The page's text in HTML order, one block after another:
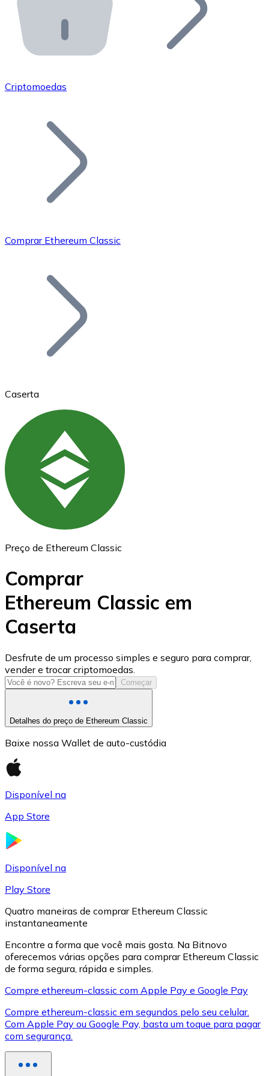
API Bitnovo
Integre nossa API no seu ecossistema.
Junte-se à nossa rede de revendedores e comercialize
Adicione o token do seu projeto ao nosso serviço de
Bitcoin
Ethereum
ETH
USD Coin
USDC
Ver tudo
Criptomoedas
Comprar Ethereum Classic
Caserta
Preço de Ethereum Classic
Comprar
Ethereum Classic em
Caserta
Desfrute de um processo simples e seguro para comprar,
vender e trocar criptomoedas.
Começar
Detalhes do preço de Ethereum Classic
Baixe nossa Wallet de auto-custódia
Disponível na
App Store
Disponível na
Play Store
Quatro maneiras de comprar Ethereum Classic
instantaneamente
Encontre a forma que você mais gosta. Na Bitnovo
oferecemos várias opções para comprar Ethereum Classic
de forma segura, rápida e simples.
Compre ethereum-classic com Apple Pay e Google Pay
Compre ethereum-classic em segundos pelo seu celular.
Com Apple Pay ou Google Pay, basta um toque para pagar
com segurança.